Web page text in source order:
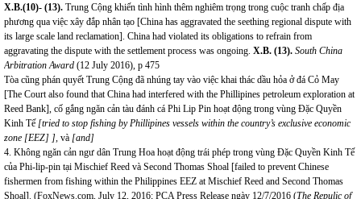
X.B.(10)- (13). Trung Cộng khiến tình hình thêm nghiêm trọng trong cuộc tranh chấp địa
phương qua việc xây đắp nhân tạo [China has aggravated the seething regional dispute with
its large scale land reclamation]. China had violated its obligations to refrain from
aggravating the dispute with the settlement process was ongoing. X.B. (13). South China
Arbitration Award (12 July 2016), p 475
Tòa cũng phán quyết Trung Cộng đã nhúng tay vào việc khai thác dầu hỏa ở đá Cỏ May
[The Court also found that China had interfered with the Phillipines petroleum exploration at
Reed Bank], cố gắng ngăn cản tàu đánh cá Phi Lip Pin hoạt động trong vùng Đặc Quyền
Kinh Tế [tried to stop fishing by Phillipines vessels within the country’s exclusive economic
zone [EEZ] ], và [and]
4. Không ngăn cản ngư dân Trung Hoa hoạt động trái phép trong vùng Đặc Quyền Kinh Tế
của Phi-lip-pin tại Mischief Reed và Second Thomas Shoal [failed to prevent Chinese
fishermen from fishing within the Philippines EEZ at Mischief Reed and Second Thomas
Shoal]. (FoxNews.com, July 12, 2016; PCA Press Release ngày 12/7/2016 (The Repulic of